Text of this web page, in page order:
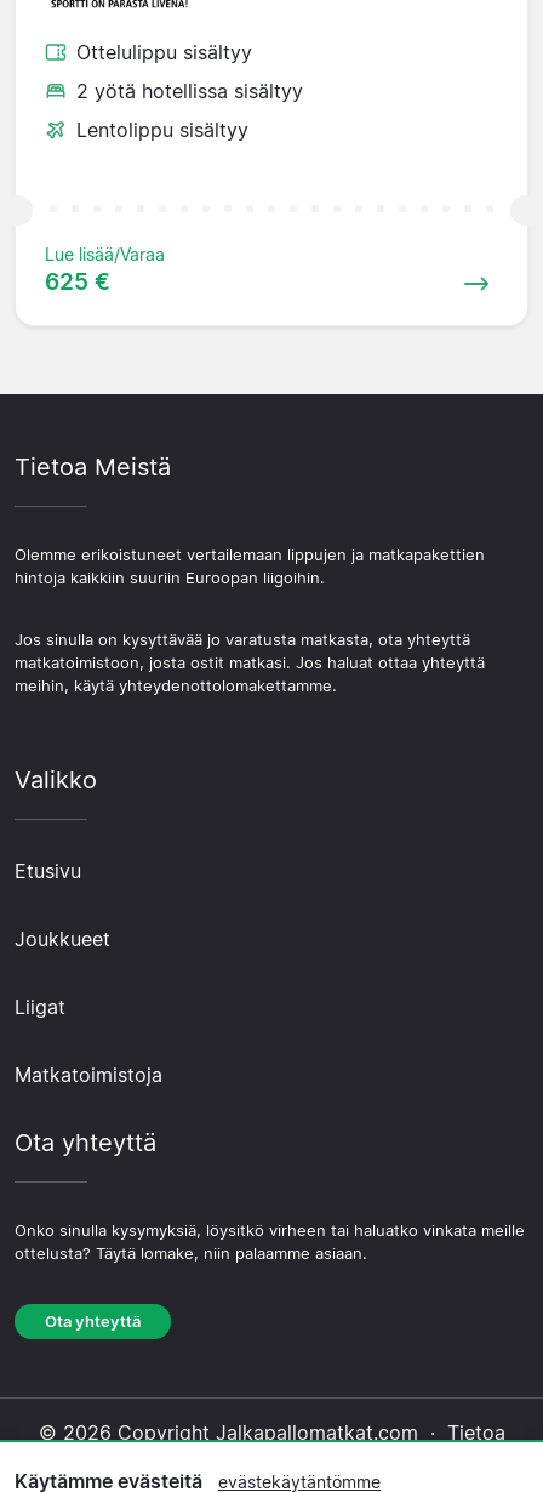
Ottelulippu sisältyy
2 yötä hotellissa sisältyy
Lentolippu sisältyy
Lue lisää/Varaa
625 €
Tietoa Meistä
Olemme erikoistuneet vertailemaan lippujen ja matkapakettien
hintoja kaikkiin suuriin Euroopan liigoihin.
Jos sinulla on kysyttävää jo varatusta matkasta, ota yhteyttä
matkatoimistoon, josta ostit matkasi. Jos haluat ottaa yhteyttä
meihin, käytä yhteydenottolomakettamme.
Valikko
Etusivu
Joukkueet
Liigat
Matkatoimistoja
Ota yhteyttä
Onko sinulla kysymyksiä, löysitkö virheen tai haluatko vinkata meille
ottelusta? Täytä lomake, niin palaamme asiaan.
Ota yhteyttä
© 2026 Copyright Jalkapallomatkat.com · Tietoa
Käytämme evästeitä evästekäytäntömme